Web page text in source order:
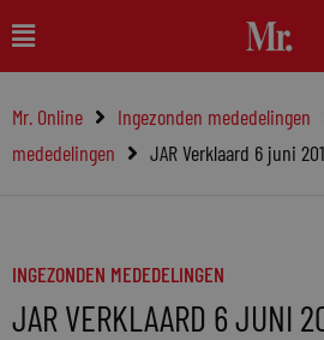
naar
inhoud
Main
Menu
Mr. Online Ingezonden mededelingen
mededelingen
JAR Verklaard 6 juni
INGEZONDEN MEDEDELINGEN
JAR VERKLAARD 6 JUNI